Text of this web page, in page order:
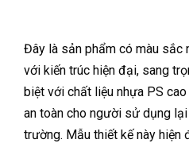
Đây là sản phẩm có màu sắc
với kiến trúc hiện đại, sang
biệt với chất liệu nhựa PS
an toàn cho người sử dụng
trường. Mẫu thiết kế này hiện